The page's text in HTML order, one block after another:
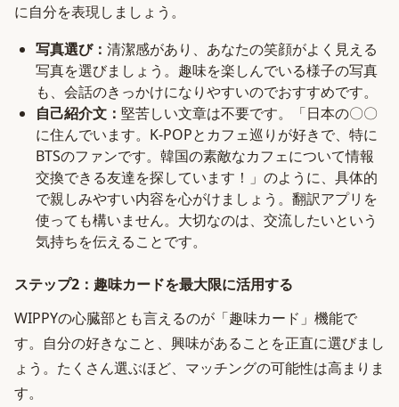
に自分を表現しましょう。
写真選び： 清潔感があり、あなたの笑顔がよく見える
写真を選びましょう。趣味を楽しんでいる様子の写真
も、会話のきっかけになりやすいのでおすすめです。
自己紹介文： 堅苦しい文章は不要です。「日本の〇〇
に住んでいます。K-POPとカフェ巡りが好きで、特に
BTSのファンです。韓国の素敵なカフェについて情報
交換できる友達を探しています！」のように、具体的
で親しみやすい内容を心がけましょう。翻訳アプリを
使っても構いません。大切なのは、交流したいという
気持ちを伝えることです。
ステップ2：趣味カードを最大限に活用する
WIPPYの心臓部とも言えるのが「趣味カード」機能で
す。自分の好きなこと、興味があることを正直に選びまし
ょう。たくさん選ぶほど、マッチングの可能性は高まりま
す。